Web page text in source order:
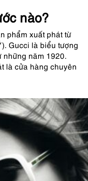
nào?
phẩm xuất phát từ
Gucci là biểu tượng
những năm 1920.
là cửa hàng chuyên